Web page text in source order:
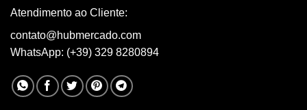
Atendimento ao Cliente:
contato@hubmercado.com
WhatsApp: (+39) 329 8280894